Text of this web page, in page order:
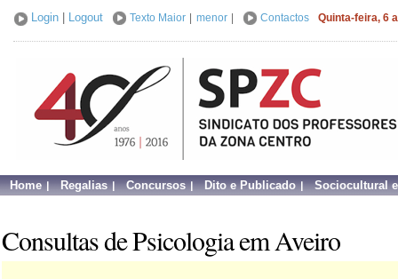
Login Logout Texto Maior menor Contactos Quinta-feira, 6
Home Regalias Concursos Dito e Publicado Sociocultural
Consultas de Psicologia em Aveiro